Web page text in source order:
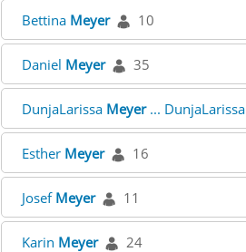
Bettina Meyer 10
Daniel Meyer 35
DunjaLarissa Meyer... DunjaLarissa
Esther Meyer 16
Josef Meyer 11
Karin Meyer 24